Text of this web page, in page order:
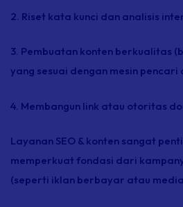
2. Riset kata kunci dan analisis
3. Pembuatan konten berkualitas
yang sesuai dengan mesin pencari
4. Membangun link atau otoritas
Layanan SEO & konten sangat
memperkuat fondasi dari
(seperti iklan berbayar atau